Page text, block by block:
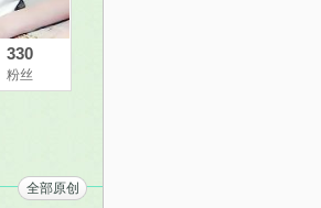
330
粉丝
全部原创